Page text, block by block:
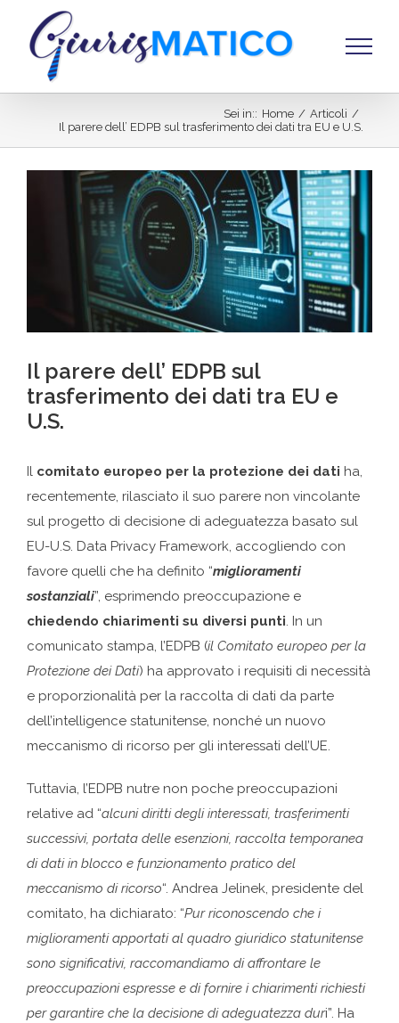
contenuto
Sei in:: Home / Articoli /
Il parere dell’ EDPB sul trasferimento dei dati tra EU e U.S.
Ingrandisci
immagine
Il parere dell’ EDPB sul
trasferimento dei dati tra EU e
U.S.
Il comitato europeo per la protezione dei dati ha,
recentemente, rilasciato il suo parere non vincolante
sul progetto di decisione di adeguatezza basato sul
EU-U.S. Data Privacy Framework, accogliendo con
favore quelli che ha definito “miglioramenti
sostanziali”, esprimendo preoccupazione e
chiedendo chiarimenti su diversi punti. In un
comunicato stampa, l’EDPB (il Comitato europeo per la
Protezione dei Dati) ha approvato i requisiti di necessità
e proporzionalità per la raccolta di dati da parte
dell’intelligence statunitense, nonché un nuovo
meccanismo di ricorso per gli interessati dell’UE.
Tuttavia, l’EDPB nutre non poche preoccupazioni
relative ad “alcuni diritti degli interessati, trasferimenti
successivi, portata delle esenzioni, raccolta temporanea
di dati in blocco e funzionamento pratico del
meccanismo di ricorso“. Andrea Jelinek, presidente del
comitato, ha dichiarato: “Pur riconoscendo che i
miglioramenti apportati al quadro giuridico statunitense
sono significativi, raccomandiamo di affrontare le
preoccupazioni espresse e di fornire i chiarimenti richiesti
per garantire che la decisione di adeguatezza duri”. Ha